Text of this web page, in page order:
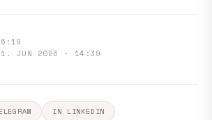
1. JUN 2026 · 14:39
IN LINKEDIN